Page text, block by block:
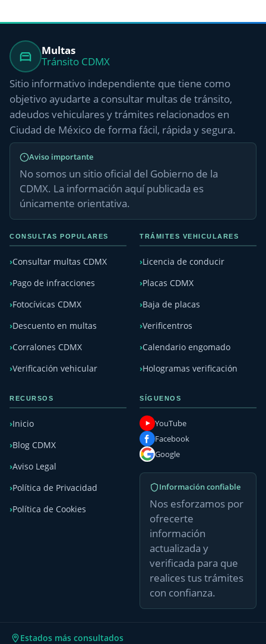
Multas
Tránsito CDMX
Sitio informativo independiente que tiene como
objetivo ayudarte a consultar multas de tránsito,
adeudos vehiculares y trámites relacionados en
Ciudad de México de forma fácil, rápida y segura.
Aviso importante
No somos un sitio oficial del Gobierno de la
CDMX. La información aquí publicada es
únicamente orientativa.
CONSULTAS POPULARES
Consultar multas CDMX
Pago de infracciones
Fotocívicas CDMX
Descuento en multas
Corralones CDMX
Verificación vehicular
TRÁMITES VEHICULARES
Licencia de conducir
Placas CDMX
Baja de placas
Verificentros
Calendario engomado
Hologramas verificación
RECURSOS
Inicio
Blog CDMX
Aviso Legal
Política de Privacidad
Política de Cookies
SÍGUENOS
YouTube
Facebook
Google
Información confiable
Nos esforzamos por
ofrecerte
información
actualizada y
verificada para que
realices tus trámites
con confianza.
Estados más consultados